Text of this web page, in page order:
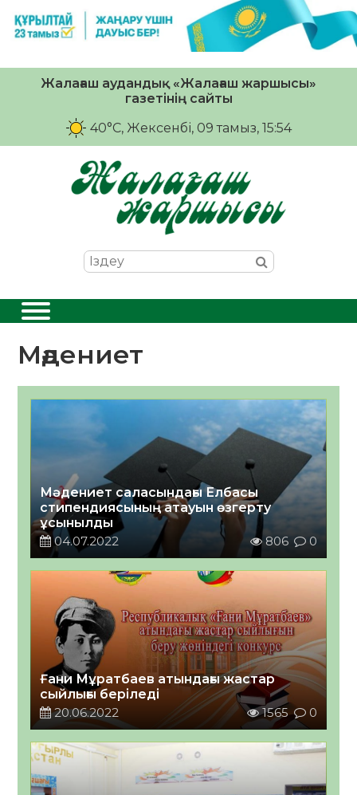
Жалағаш аудандық «Жалағаш жаршысы»
газетінің сайты
40°C, Жексенбі, 09 тамыз, 15:54
Мәдениет
Мәдениет саласындағы Елбасы
стипендиясының атауын өзгерту
ұсынылды
04.07.2022
806 0
Ғани Мұратбаев атындағы жастар
сыйлығы беріледі
20.06.2022
1565 0